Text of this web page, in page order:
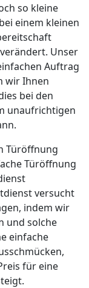
so kleine
einem kleinen
Unser
Auftrag
wir Ihnen
bei den
unaufrichtigen
Türöffnung
Türöffnung
versucht
indem wir
und solche
einfache
für eine